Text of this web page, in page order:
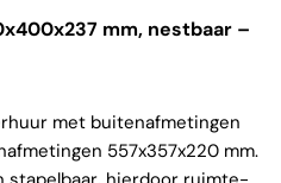
mm, nestbaar –
met buitenafmetingen
557x357x220 mm.